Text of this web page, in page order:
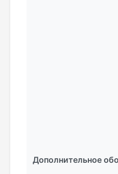
Дополнительное